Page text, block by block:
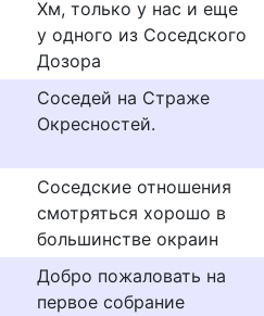
Хм, только у нас и еще
у одного из Соседского
Дозора
Соседей на Страже
Окресностей.
Соседские отношения
смотряться хорошо в
большинстве окраин
Добро пожаловать на
первое собрание